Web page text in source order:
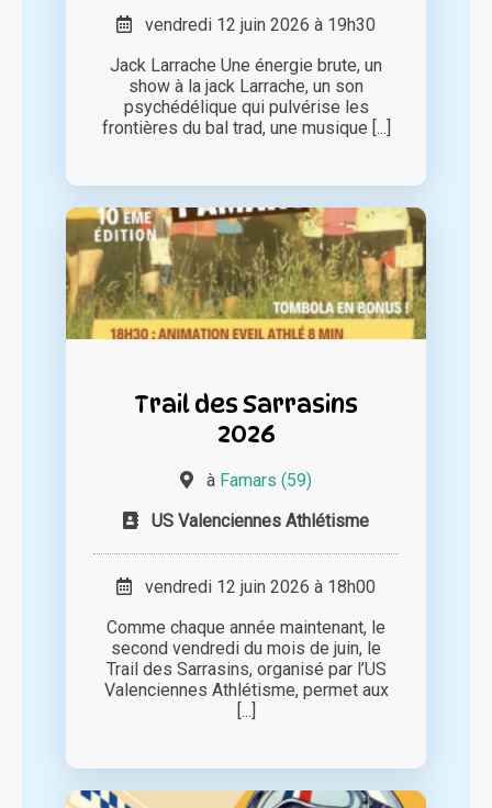
vendredi 12 juin 2026 à 19h30
Jack Larrache Une énergie brute, un
show à la jack Larrache, un son
psychédélique qui pulvérise les
frontières du bal trad, une musique [...]
Trail des Sarrasins
2026
à Famars (59)
US Valenciennes Athlétisme
vendredi 12 juin 2026 à 18h00
Comme chaque année maintenant, le
second vendredi du mois de juin, le
Trail des Sarrasins, organisé par l’US
Valenciennes Athlétisme, permet aux
[...]